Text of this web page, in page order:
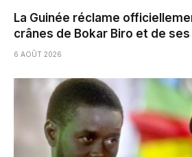
La Guinée réclame
crânes de Bokar Biro et de
6 AOÛT 2026